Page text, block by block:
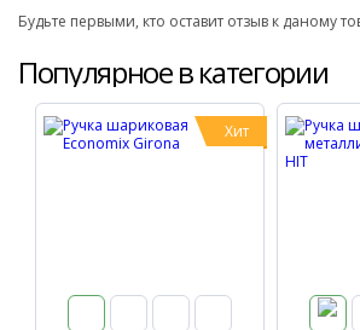
Будьте первыми, кто оставит отзыв к даному
Популярное в категории
Хит